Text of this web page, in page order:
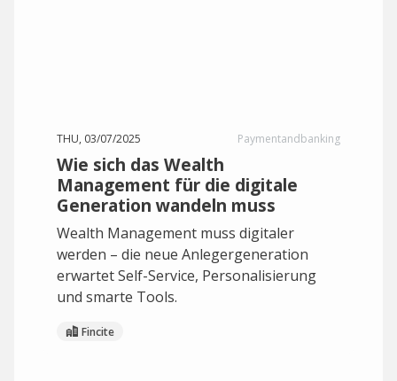
THU, 03/07/2025 Paymentandbanking
Wie sich das Wealth
Management für die digitale
Generation wandeln muss
Wealth Management muss digitaler
werden – die neue Anlegergeneration
erwartet Self-Service, Personalisierung
und smarte Tools.
Fincite